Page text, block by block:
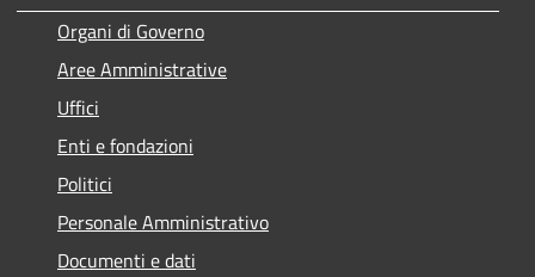
Organi di Governo
Aree Amministrative
Uffici
Enti e fondazioni
Politici
Personale Amministrativo
Documenti e dati